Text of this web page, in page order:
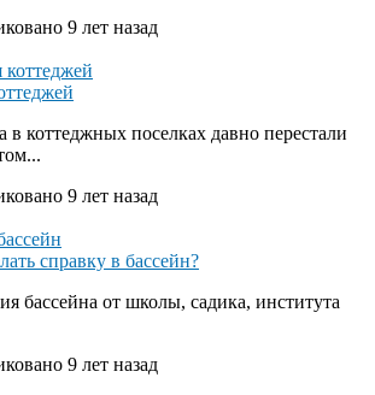
9 лет назад
в коттеджных поселках давно перестали
9 лет назад
справку в бассейн?
бассейна от школы, садика, института
9 лет назад